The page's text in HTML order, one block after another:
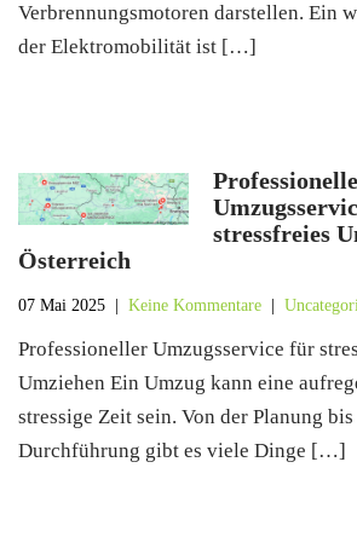
Verbrennungsmotoren darstellen. Ein
der Elektromobilität ist […]
stressfreies
Österreich
07 Mai 2025 Keine Kommentare
Professioneller Umzugsservice für
Umziehen Ein Umzug kann eine
stressige Zeit sein. Von der Planung
Durchführung gibt es viele Dinge […]